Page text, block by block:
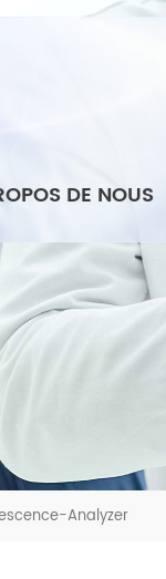
DE NOUS
Analyzer